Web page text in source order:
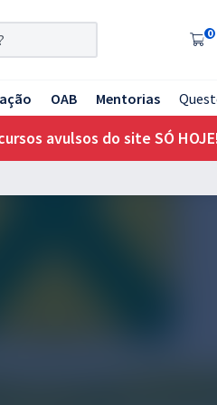
0
OAB Mentorias
avulsos do site SÓ